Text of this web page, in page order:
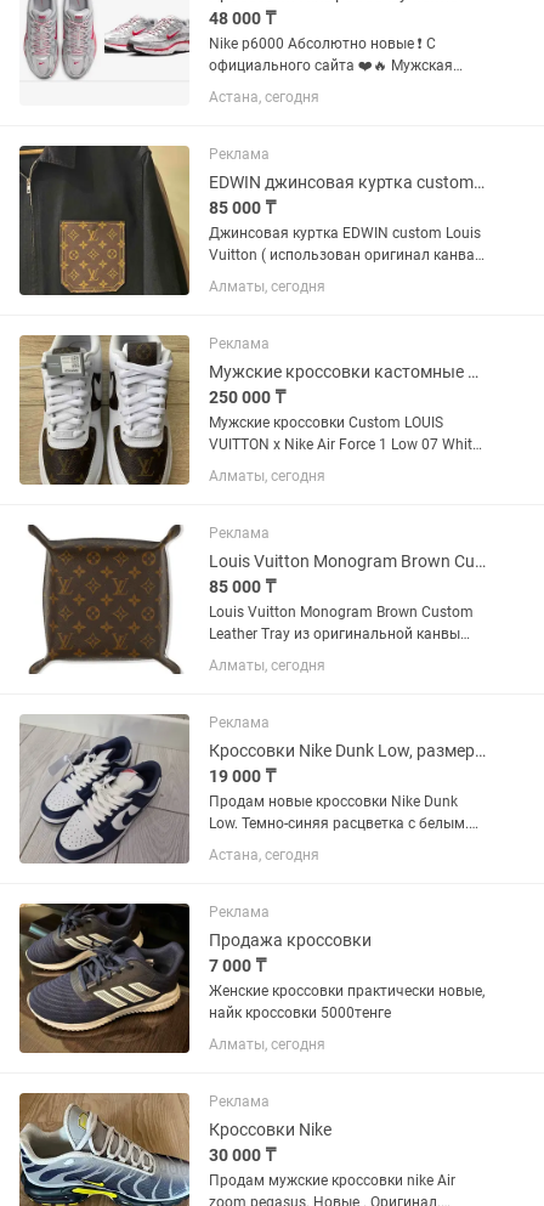
48 000 ₸
Nike p6000 Абсолютно новые ❗️ С
официального сайта ❤️🔥 Мужская
модель 44 размер
Астана, сегодня
Реклама
EDWIN джинсовая куртка custom Louis Vuitton / размер L / made in Japan
85 000 ₸
Джинсовая куртка EDWIN custom Louis
Vuitton ( использован оригинал канва )
Куртка EDWIN, вдохновленная
классическими стилями рабочей
знаменитой фабрики Kaihara в...
Алматы, сегодня
Реклама
Мужские кроссовки кастомные LV x Nike Air Force 1 Low 07 White Gum
250 000 ₸
Мужские кроссовки Custom LOUIS
VUITTON x Nike Air Force 1 Low 07 White
Gum / DJ2739-100 Подробнее о товаре
Размер: EUR 42 / US 8.5 / cm 26.5
VUITTON Кроксы заказаны с...
Алматы, сегодня
Реклама
Louis Vuitton Monogram Brown Custom Leather Tray
85 000 ₸
Louis Vuitton Monogram Brown Custom
Leather Tray из оригинальной канвы
Louis Vuitton с монограммой станет
идеальным аксессуаром для дома, где
ювелирные изделия и многое...
Алматы, сегодня
Реклама
Кроссовки Nike Dunk Low, размер 42
19 000 ₸
Продам новые кроссовки Nike Dunk
Low. Темно-синяя расцветка с белым.
Размер: 42 EUR (стелька 27 см)
Состояние: Новые, не носились
идут дополнительные темно-синие...
Астана, сегодня
Реклама
Продажа кроссовки
7 000 ₸
Женские кроссовки практически новые,
найк кроссовки 5000тенге
Алматы, сегодня
Реклама
Кроссовки Nike
30 000 ₸
Продам мужские кроссовки nike Air
zoom pegasus. Новые . Оригинал.